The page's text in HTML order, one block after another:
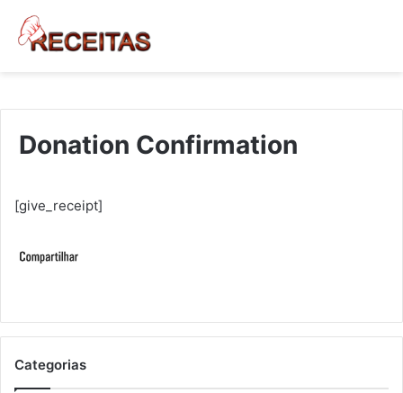
Donation Confirmation
[give_receipt]
Categorias